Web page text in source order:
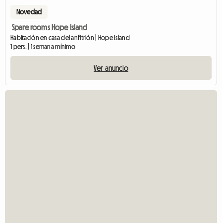
Novedad
Spare rooms Hope Island
Habitación en casa del anfitrión | Hope Island
1 pers. | 1 semana mínimo
Ver anuncio